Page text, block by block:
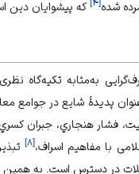
شده[۴] که پیشوایان دین
به‌مثابه تکیه‌گاه
پدیدۀ شایع در جوامع
هنجاري، جبران كسري
با مفاهیم اسراف،[۸]تبذیر
در دسترس است. به همین